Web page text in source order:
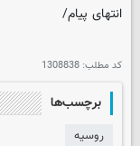
انتهای پیام/
کد مطلب: 1308838
برچسب‌ها
روسیه